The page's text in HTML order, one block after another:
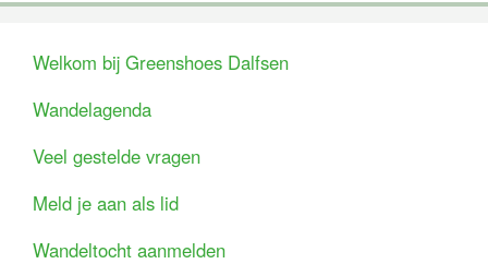
Welkom bij Greenshoes Dalfsen
Wandelagenda
Veel gestelde vragen
Meld je aan als lid
Wandeltocht aanmelden